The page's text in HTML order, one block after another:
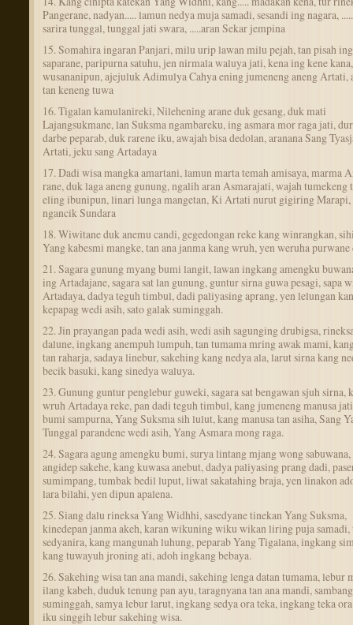
Pangerane, nadyan..... lamun nedya muja samadi, sesandi ing nagara,
sarira tunggal, tunggal jati swara, .....aran Sekar jempina
15. Somahira ingaran Panjari, milu urip lawan milu pejah, tan pisah ing
saparane, paripurna satuhu, jen nirmala waluya jati, kena ing kene
wusananipun, ajejuluk Adimulya Cahya ening jumeneng aneng Artati,
tan keneng tuwa
16. Tigalan kamulanireki, Nilehening arane duk gesang, duk mati
Lajangsukmane, lan Suksma ngambareku, ing asmara mor raga jati,
darbe peparab, duk rarene iku, awajah bisa dedolan, aranana Sang
Artati, jeku sang Artadaya
17. Dadi wisa mangka amartani, lamun marta temah amisaya, marma
rane, duk laga aneng gunung, ngalih aran Asmarajati, wajah tumekeng
eling ibunipun, linari lunga mangetan, Ki Artati nurut gigiring Marapi,
ngancik Sundara
18. Wiwitane duk anemu candi, gegedongan reke kang winrangkan,
Yang kabesmi mangke, tan ana janma kang wruh, yen weruha purwane
21. Sagara gunung myang bumi langit, lawan ingkang amengku
ing Artadajane, sagara sat lan gunung, guntur sirna guwa pesagi, sapa
Artadaya, dadya teguh timbul, dadi paliyasing aprang, yen lelungan
kepapag wedi asih, sato galak suminggah.
22. Jin prayangan pada wedi asih, wedi asih sagunging drubigsa,
dalune, ingkang anempuh lumpuh, tan tumama mring awak mami,
tan raharja, sadaya linebur, sakehing kang nedya ala, larut sirna kang
becik basuki, kang sinedya waluya.
23. Gunung guntur penglebur guweki, sagara sat bengawan sjuh sirna,
wruh Artadaya reke, pan dadi teguh timbul, kang jumeneng manusa
bumi sampurna, Yang Suksma sih lulut, kang manusa tan asiha, Sang
Tunggal parandene wedi asih, Yang Asmara mong raga.
24. Sagara agung amengku bumi, surya lintang mjang wong
angidep sakehe, kang kuwasa anebut, dadya paliyasing prang dadi,
sumimpang, tumbak bedil luput, liwat sakatahing braja, yen linakon
lara bilahi, yen dipun apalena.
25. Siang dalu rineksa Yang Widhhi, sasedyane tinekan Yang Suksma,
kinedepan janma akeh, karan wikuning wiku wikan liring puja samadi,
sedyanira, kang mangunah luhung, peparab Yang Tigalana, ingkang
kang tuwayuh jroning ati, adoh ingkang bebaya.
26. Sakehing wisa tan ana mandi, sakehing lenga datan tumama, lebur
ilang kabeh, duduk tenung pan ayu, taragnyana tan ana mandi,
suminggah, samya lebur larut, ingkang sedya ora teka, ingkang teka
iku singgih lebur sakehing wisa.